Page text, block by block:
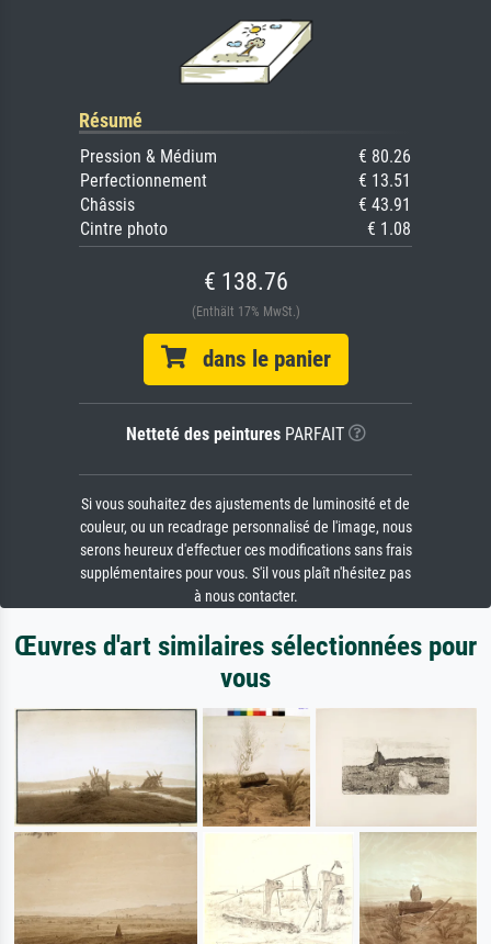
Résumé
Pression & Médium
€ 80.26
Perfectionnement
€ 13.51
Châssis
€ 43.91
Cintre photo
€ 1.08
€ 138.76
(Enthält 17% MwSt.)
dans le panier
Netteté des peinturesPARFAIT
Si vous souhaitez des ajustements de luminosité et de
couleur, ou un recadrage personnalisé de l'image, nous
serons heureux d'effectuer ces modifications sans frais
supplémentaires pour vous. S'il vous plaît n'hésitez pas
à nous contacter.
Œuvres d'art similaires sélectionnées pour
vous